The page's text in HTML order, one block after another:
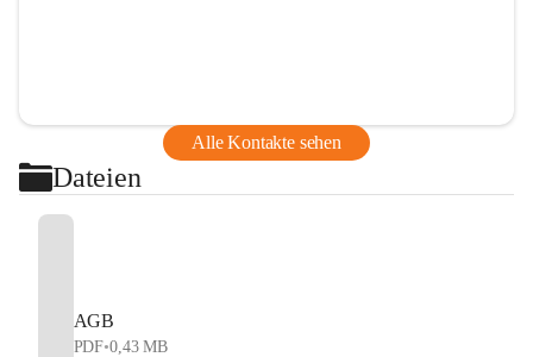
Alle Kontakte sehen
Dateien
AGB
PDF•0,43 MB